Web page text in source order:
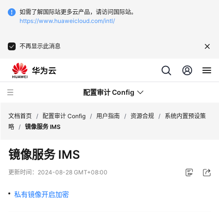
如需了解国际站更多云产品，请访问国际站。
https://www.huaweicloud.com/intl/
不再显示此消息
配置审计 Config
最
新
动
文档首页 / 配置审计 Config / 用户指南 / 资源合规 /
系统内置预设策
略 / 镜像服务 IMS
镜像服务 IMS
更新时间： 2024-08-28 GMT+08:00
私有镜像开启加密